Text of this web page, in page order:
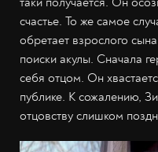
счастье. То же самое
обретает взрослого
поиски акулы. Сначала
себя отцом. Он
публике. К сожалению,
отцовству слишком